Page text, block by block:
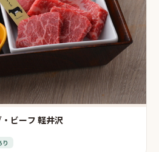
ビーフ 軽井沢
り